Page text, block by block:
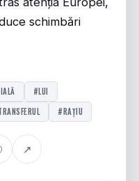
schimbări
#LUI
#RAȚIU
↗